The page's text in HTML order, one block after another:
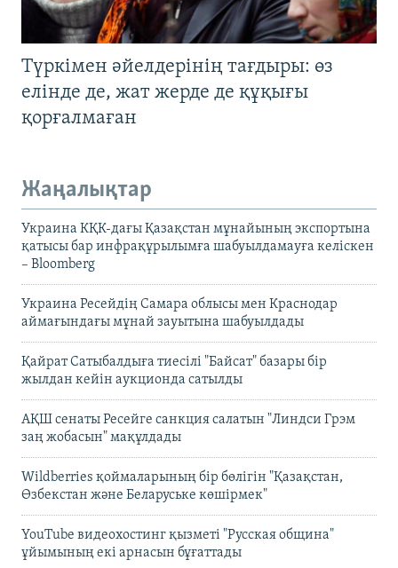
Түркімен әйелдерінің тағдыры: өз
елінде де, жат жерде де құқығы
қорғалмаған
Жаңалықтар
Украина КҚК-дағы Қазақстан мұнайының экспортына
қатысы бар инфрақұрылымға шабуылдамауға келіскен
– Bloomberg
Украина Ресейдің Самара облысы мен Краснодар
аймағындағы мұнай зауытына шабуылдады
Қайрат Сатыбалдыға тиесілі "Байсат" базары бір
жылдан кейін аукционда сатылды
АҚШ сенаты Ресейге санкция салатын "Линдси Грэм
заң жобасын" мақұлдады
Wildberries қоймаларының бір бөлігін "Қазақстан,
Өзбекстан және Беларуське көшірмек"
YouTube видеохостинг қызметі "Русская община"
ұйымының екі арнасын бұғаттады